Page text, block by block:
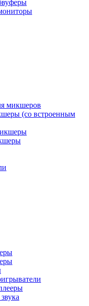
микшеров
(со встроенным